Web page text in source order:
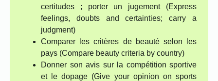
certitudes ; porter un jugement (Express
feelings, doubts and certainties; carry a
judgment)
Comparer les critères de beauté selon les
pays (Compare beauty criteria by country)
Donner son avis sur la compétition sportive
et le dopage (Give your opinion on sports